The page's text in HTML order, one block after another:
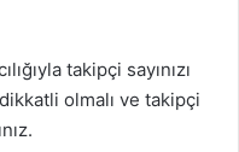
takipçi sayınızı
olmalı ve takipçi